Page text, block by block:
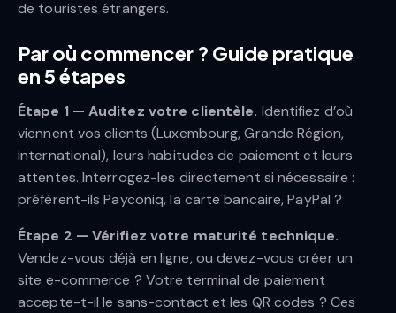
de touristes étrangers.
Par où commencer ? Guide pratique
en 5 étapes
Étape 1 — Auditez votre clientèle. Identifiez d’où
viennent vos clients (Luxembourg, Grande Région,
international), leurs habitudes de paiement et leurs
attentes. Interrogez-les directement si nécessaire :
préfèrent-ils Payconiq, la carte bancaire, PayPal ?
Étape 2 — Vérifiez votre maturité technique.
Vendez-vous déjà en ligne, ou devez-vous créer un
site e-commerce ? Votre terminal de paiement
accepte-t-il le sans-contact et les QR codes ? Ces